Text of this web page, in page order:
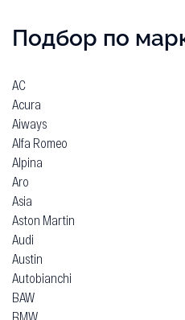
Подбор по
AC
Acura
Aiways
Alfa Romeo
Alpina
Aro
Asia
Aston Martin
Audi
Austin
Autobianchi
BAW
BMW